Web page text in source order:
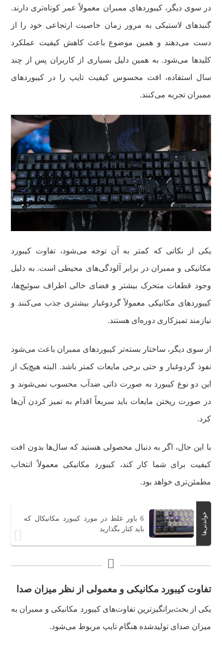
در سوی دیگر، کیبوردهای ممبران معمولاً عمر کوتاه‌تری دارند.
گنبدهای لاستیکی به مرور زمان خاصیت ارتجاعی خود را از
دست می‌دهند و همین موضوع باعث کاهش کیفیت عملکرد
کلیدها می‌شود. به همین دلیل بسیاری از کاربران پس از چند
سال استفاده، افت محسوس کیفیت تایپ را در کیبوردهای
ممبران تجربه می‌کنند.
یکی از نکاتی که کمتر به آن توجه می‌شود، تفاوت کیبورد
مکانیکی و ممبران در برابر آلودگی‌های محیطی است. به دلیل
وجود قطعات متحرک بیشتر و فضای خالی اطراف سوئیچ‌ها،
کیبوردهای مکانیکی معمولاً گردوغبار بیشتری جذب می‌کنند و
نیازمند تمیزکاری دوره‌ای هستند.
از سوی دیگر، ساختار بسته‌تر کیبوردهای ممبران باعث می‌شود
نفوذ گردوغبار و حتی برخی مایعات کمتر باشد. البته هیچ‌یک از
این دو نوع کیبورد به صورت ذاتی ضدآب محسوب نمی‌شوند و
در صورت ریختن مایعات باید سریعاً اقدام به تمیز کردن آن‌ها
کرد.
با این حال، اگر به دنبال محصولی هستید که سال‌ها بدون افت
کیفیت برای شما کار کند، کیبورد مکانیکی معمولاً انتخاب
مطمئن‌تری خواهد بود.
خواندنی‌ها
6 باور غلط در مورد کیبورد مکانیکال که
باید کنار بگذارید
‌‌‌تفاوت کیبورد مکانیکی و معمولی از نظر میزان صدا
یکی از بحث‌برانگیزترین تفاوت‌های کیبورد مکانیکی و ممبران به
میزان صدای تولیدشده هنگام تایپ مربوط می‌شود.